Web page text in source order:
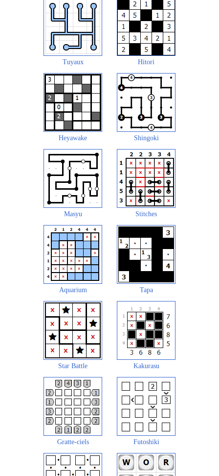
Tuyaux Hitori
Heyawake Shingoki
Masyu Stitches
Aquarium Tapa
Star Battle Kakurasu
Gratte-ciels Futoshiki